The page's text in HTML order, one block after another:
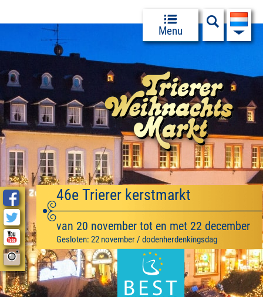
Menu
46e Trierer kerstmarkt
van 20 november tot en met 22 december
Gesloten: 22 november / dodenherdenkingsdag